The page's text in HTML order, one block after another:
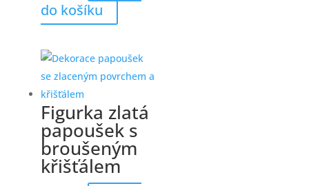
do košíku
Figurka zlatá
papoušek s
broušeným
křišťálem